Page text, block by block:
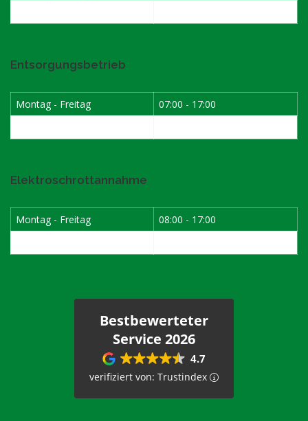
Entsorgungsbetrieb
Montag - Freitag
07:00 - 17:00
Elektroschrottannahme
Montag - Freitag
08:00 - 17:00
Bestbewerteter
Service 2026
4.7
verifiziert von: Trustindex